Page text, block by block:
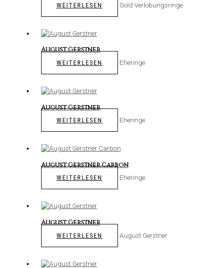
WEITERLESEN Gold Verlobungsringe
August Gerstner
WEITERLESEN Eheringe
August Gerstner
WEITERLESEN Eheringe
August Gerstner Carbon
WEITERLESEN Eheringe
August Gerstner
WEITERLESEN August Gerstner